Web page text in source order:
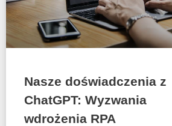
Nasze doświadczenia z
ChatGPT: Wyzwania
wdrożenia RPA